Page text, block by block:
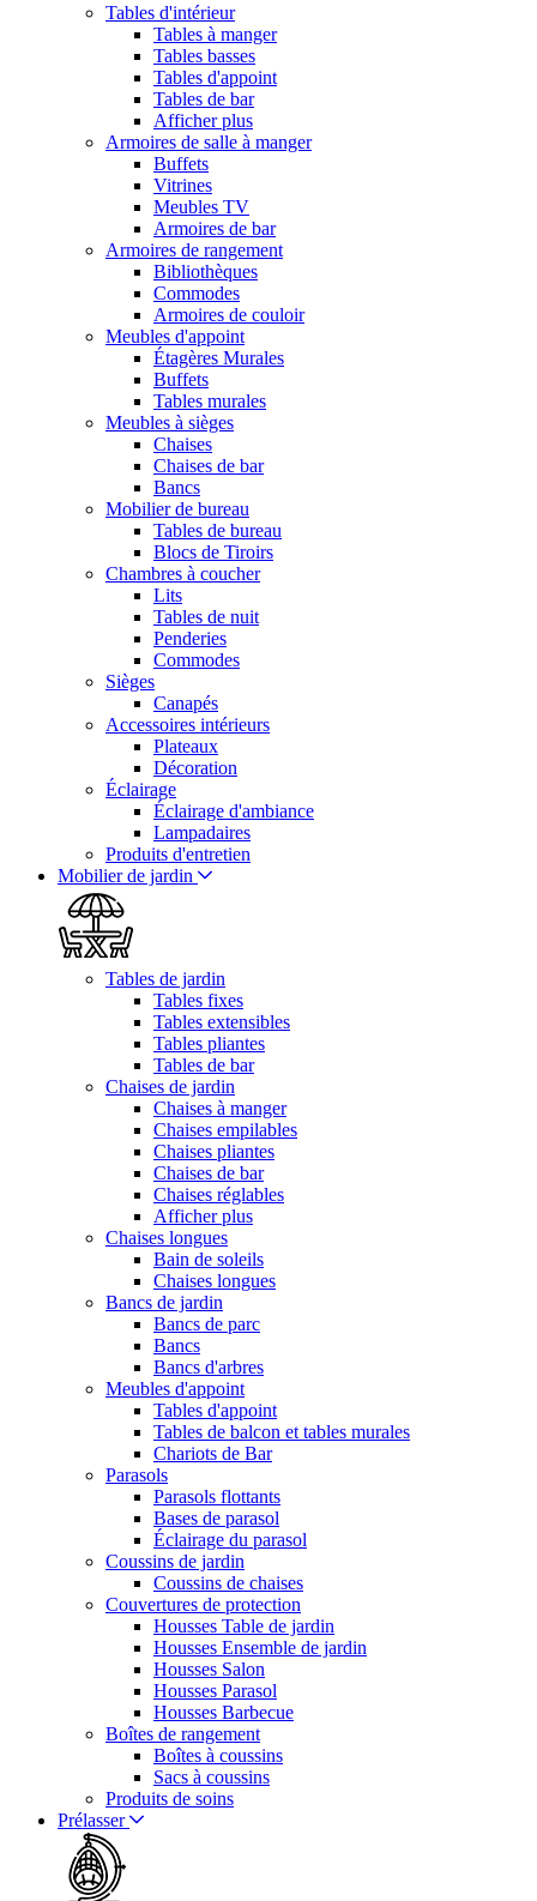
Tables d'intérieur
Tables à manger
Tables basses
Tables d'appoint
Tables de bar
Afficher plus
Armoires de salle à manger
Buffets
Vitrines
Meubles TV
Armoires de bar
Armoires de rangement
Bibliothèques
Commodes
Armoires de couloir
Meubles d'appoint
Étagères Murales
Buffets
Tables murales
Meubles à sièges
Chaises
Chaises de bar
Bancs
Mobilier de bureau
Tables de bureau
Blocs de Tiroirs
Chambres à coucher
Lits
Tables de nuit
Penderies
Commodes
Sièges
Canapés
Accessoires intérieurs
Plateaux
Décoration
Éclairage
Éclairage d'ambiance
Lampadaires
Produits d'entretien
Mobilier de jardin
Tables de jardin
Tables fixes
Tables extensibles
Tables pliantes
Tables de bar
Chaises de jardin
Chaises à manger
Chaises empilables
Chaises pliantes
Chaises de bar
Chaises réglables
Afficher plus
Chaises longues
Bain de soleils
Chaises longues
Bancs de jardin
Bancs de parc
Bancs
Bancs d'arbres
Meubles d'appoint
Tables d'appoint
Tables de balcon et tables murales
Chariots de Bar
Parasols
Parasols flottants
Bases de parasol
Éclairage du parasol
Coussins de jardin
Coussins de chaises
Couvertures de protection
Housses Table de jardin
Housses Ensemble de jardin
Housses Salon
Housses Parasol
Housses Barbecue
Boîtes de rangement
Boîtes à coussins
Sacs à coussins
Produits de soins
Prélasser